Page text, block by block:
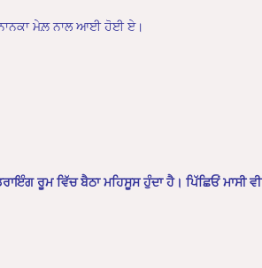
ਮੇਲ਼ ਨਾਲ ਆਈ ਹੋਈ ਏ।
ਰੂਮ ਵਿੱਚ ਬੈਠਾ ਮਹਿਸੂਸ ਹੁੰਦਾ ਹੈ। ਪਿੱਛਿਓਂ ਮਾਸੀ